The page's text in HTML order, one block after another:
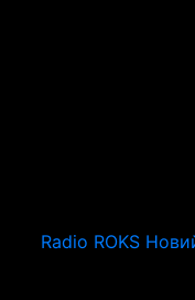
Radio ROKS